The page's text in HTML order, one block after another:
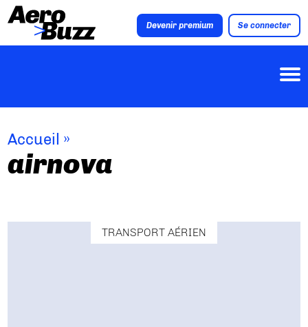
Devenir premium Se connecter
Accueil »
airnova
TRANSPORT AÉRIEN